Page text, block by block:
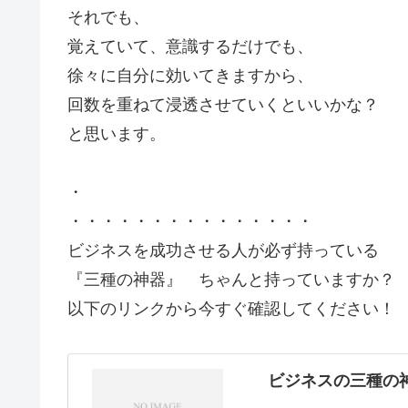
それでも、
覚えていて、意識するだけでも、
徐々に自分に効いてきますから、
回数を重ねて浸透させていくといいかな？
と思います。
・
・・・・・・・・・・・・・・・
ビジネスを成功させる人が必ず持っている
『三種の神器』 ちゃんと持っていますか？
以下のリンクから今すぐ確認してください！
ビジネスの三種の